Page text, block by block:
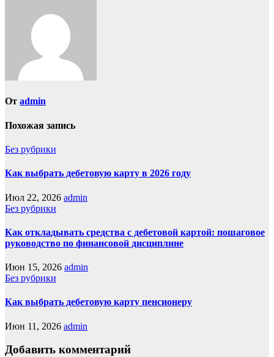
От admin
Похожая запись
Без рубрики
Как выбрать дебетовую карту в 2026 году
Июл 22, 2026 admin
Без рубрики
Как откладывать средства с дебетовой картой: пошаговое
руководство по финансовой дисциплине
Июн 15, 2026 admin
Без рубрики
Как выбрать дебетовую карту пенсионеру
Июн 11, 2026 admin
Добавить комментарий